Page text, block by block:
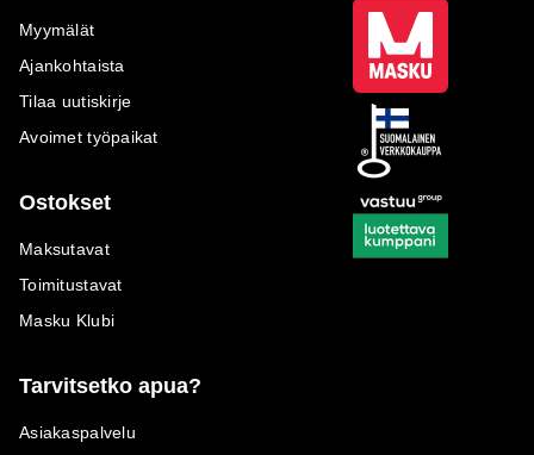
Myymälät
Ajankohtaista
Tilaa uutiskirje
Avoimet työpaikat
Ostokset
Maksutavat
Toimitustavat
Masku Klubi
Tarvitsetko apua?
Asiakaspalvelu